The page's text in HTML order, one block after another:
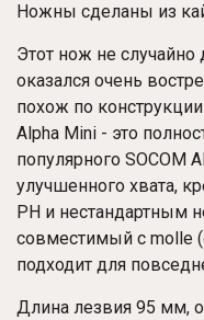
Ножны сделаны из
Этот нож не случайно
оказался очень
похож по конструкции
Alpha Mini - это
популярного SOCOM
улучшенного хвата,
PH и нестандартным
совместимый с molle
подходит для
Длина лезвия 95 мм,